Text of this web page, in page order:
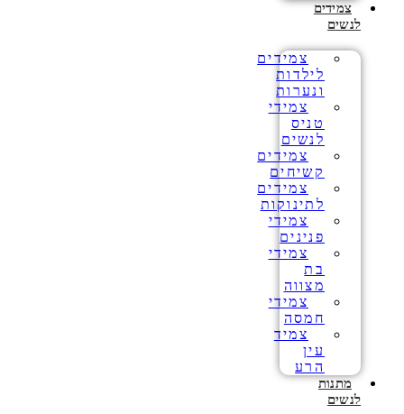
צמידים
לנשים
צמידים
לילדות
ונערות
צמידי
טניס
לנשים
צמידים
קשיחים
צמידים
לתינוקות
צמידי
פנינים
צמידי
בת
מצווה
צמידי
חמסה
צמיד
עין
הרע
מתנות
לנשים